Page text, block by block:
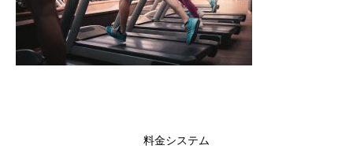
料金システム